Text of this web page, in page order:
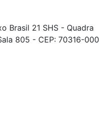
Brasil 21 SHS - Quadra
805 - CEP: 70316-000